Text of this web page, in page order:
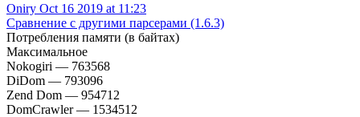
Oniry Oct 16 2019 at 11:23
Сравнение с другими парсерами (1.6.3)
Потребления памяти (в байтах)
Максимальное
Nokogiri — 763568
DiDom — 793096
Zend Dom — 954712
DomCrawler — 1534512